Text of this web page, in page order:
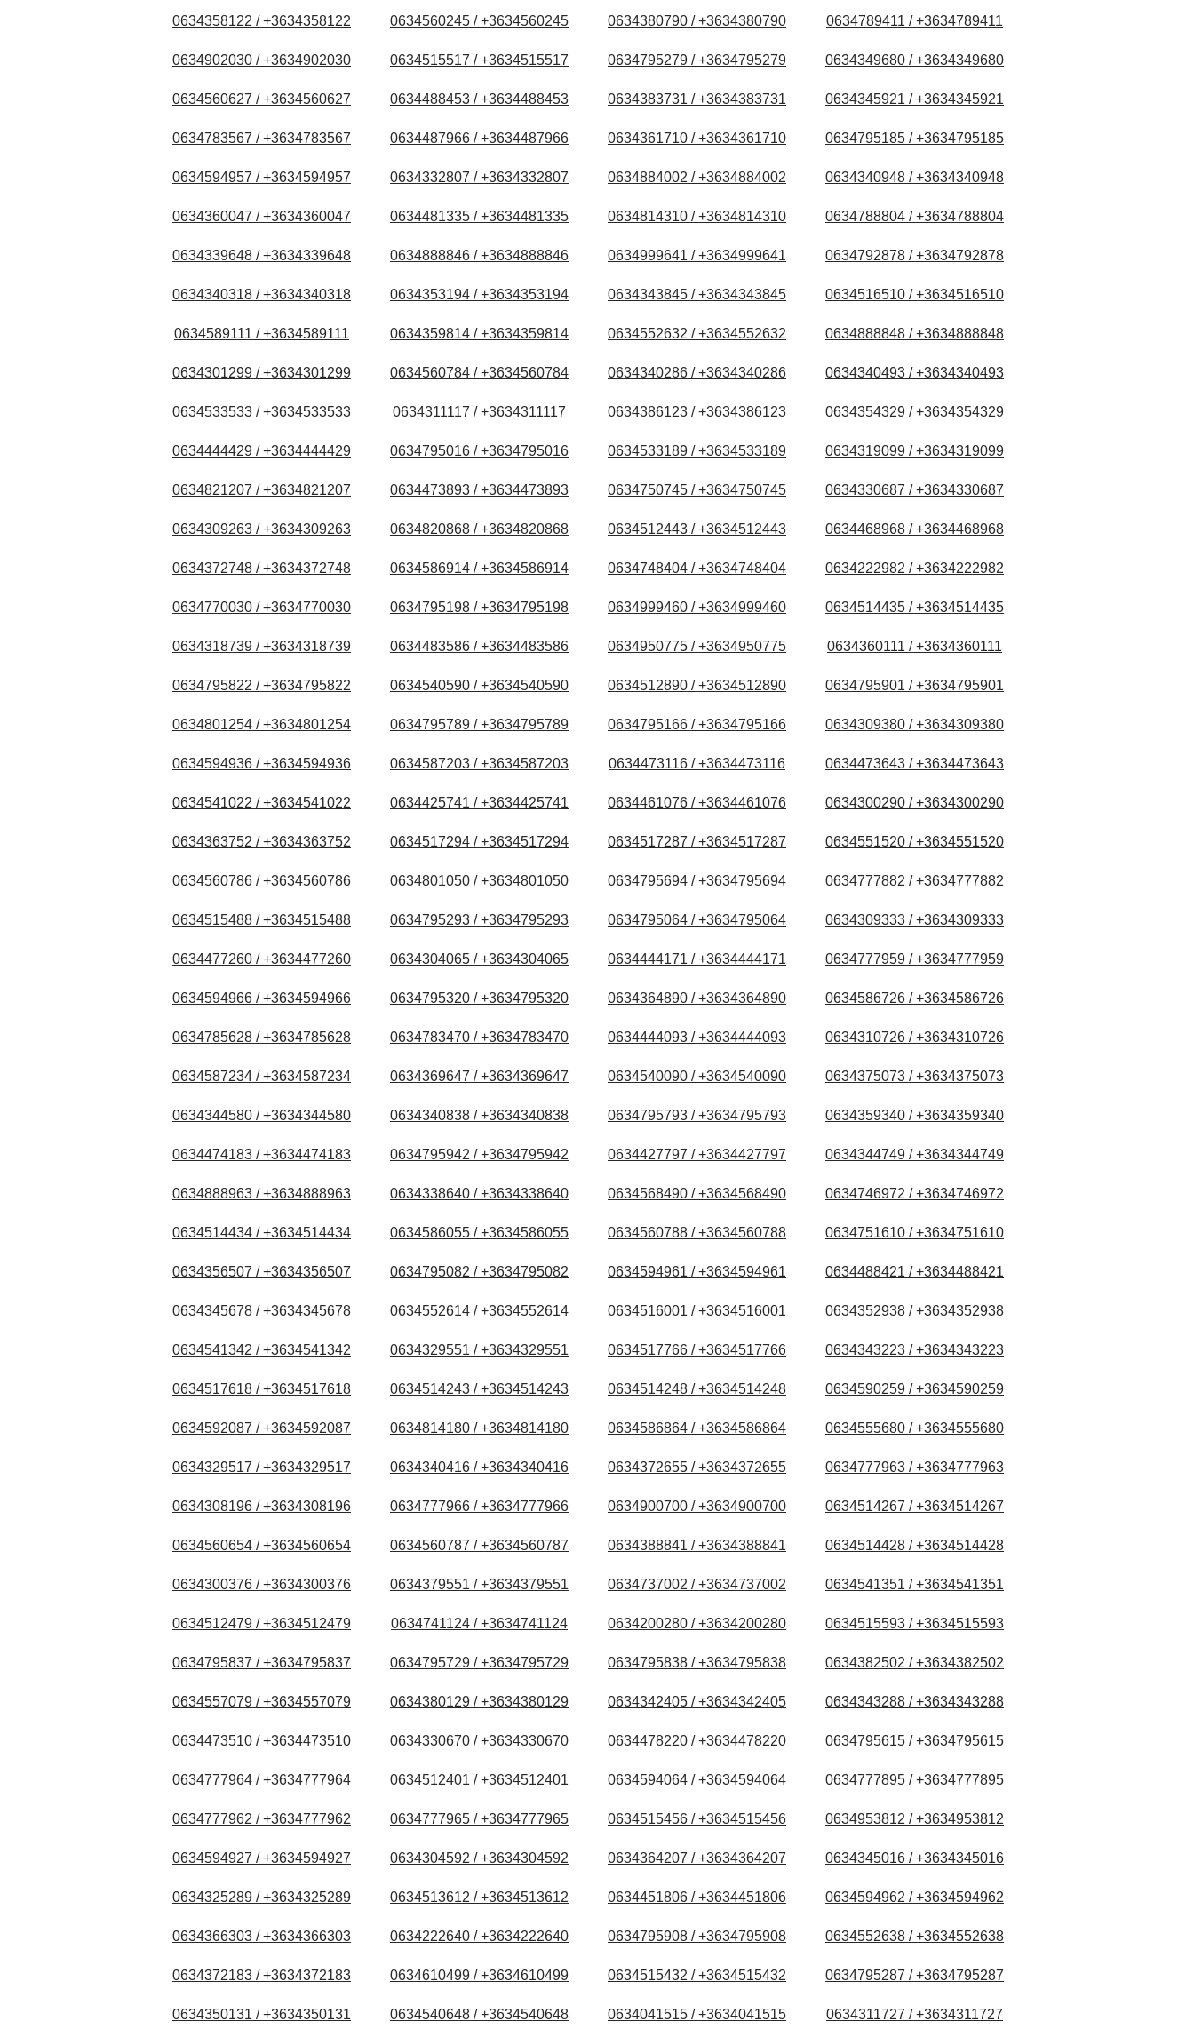
0634358122 / +3634358122 0634560245 / +3634560245 0634380790 / +3634380790 0634789411 / +3634789411
0634902030 / +3634902030 0634515517 / +3634515517 0634795279 / +3634795279 0634349680 / +3634349680
0634560627 / +3634560627 0634488453 / +3634488453 0634383731 / +3634383731 0634345921 / +3634345921
0634783567 / +3634783567 0634487966 / +3634487966 0634361710 / +3634361710 0634795185 / +3634795185
0634594957 / +3634594957 0634332807 / +3634332807 0634884002 / +3634884002 0634340948 / +3634340948
0634360047 / +3634360047 0634481335 / +3634481335 0634814310 / +3634814310 0634788804 / +3634788804
0634339648 / +3634339648 0634888846 / +3634888846 0634999641 / +3634999641 0634792878 / +3634792878
0634340318 / +3634340318 0634353194 / +3634353194 0634343845 / +3634343845 0634516510 / +3634516510
0634589111 / +3634589111 0634359814 / +3634359814 0634552632 / +3634552632 0634888848 / +3634888848
0634301299 / +3634301299 0634560784 / +3634560784 0634340286 / +3634340286 0634340493 / +3634340493
0634533533 / +3634533533 0634311117 / +3634311117 0634386123 / +3634386123 0634354329 / +3634354329
0634444429 / +3634444429 0634795016 / +3634795016 0634533189 / +3634533189 0634319099 / +3634319099
0634821207 / +3634821207 0634473893 / +3634473893 0634750745 / +3634750745 0634330687 / +3634330687
0634309263 / +3634309263 0634820868 / +3634820868 0634512443 / +3634512443 0634468968 / +3634468968
0634372748 / +3634372748 0634586914 / +3634586914 0634748404 / +3634748404 0634222982 / +3634222982
0634770030 / +3634770030 0634795198 / +3634795198 0634999460 / +3634999460 0634514435 / +3634514435
0634318739 / +3634318739 0634483586 / +3634483586 0634950775 / +3634950775 0634360111 / +3634360111
0634795822 / +3634795822 0634540590 / +3634540590 0634512890 / +3634512890 0634795901 / +3634795901
0634801254 / +3634801254 0634795789 / +3634795789 0634795166 / +3634795166 0634309380 / +3634309380
0634594936 / +3634594936 0634587203 / +3634587203 0634473116 / +3634473116 0634473643 / +3634473643
0634541022 / +3634541022 0634425741 / +3634425741 0634461076 / +3634461076 0634300290 / +3634300290
0634363752 / +3634363752 0634517294 / +3634517294 0634517287 / +3634517287 0634551520 / +3634551520
0634560786 / +3634560786 0634801050 / +3634801050 0634795694 / +3634795694 0634777882 / +3634777882
0634515488 / +3634515488 0634795293 / +3634795293 0634795064 / +3634795064 0634309333 / +3634309333
0634477260 / +3634477260 0634304065 / +3634304065 0634444171 / +3634444171 0634777959 / +3634777959
0634594966 / +3634594966 0634795320 / +3634795320 0634364890 / +3634364890 0634586726 / +3634586726
0634785628 / +3634785628 0634783470 / +3634783470 0634444093 / +3634444093 0634310726 / +3634310726
0634587234 / +3634587234 0634369647 / +3634369647 0634540090 / +3634540090 0634375073 / +3634375073
0634344580 / +3634344580 0634340838 / +3634340838 0634795793 / +3634795793 0634359340 / +3634359340
0634474183 / +3634474183 0634795942 / +3634795942 0634427797 / +3634427797 0634344749 / +3634344749
0634888963 / +3634888963 0634338640 / +3634338640 0634568490 / +3634568490 0634746972 / +3634746972
0634514434 / +3634514434 0634586055 / +3634586055 0634560788 / +3634560788 0634751610 / +3634751610
0634356507 / +3634356507 0634795082 / +3634795082 0634594961 / +3634594961 0634488421 / +3634488421
0634345678 / +3634345678 0634552614 / +3634552614 0634516001 / +3634516001 0634352938 / +3634352938
0634541342 / +3634541342 0634329551 / +3634329551 0634517766 / +3634517766 0634343223 / +3634343223
0634517618 / +3634517618 0634514243 / +3634514243 0634514248 / +3634514248 0634590259 / +3634590259
0634592087 / +3634592087 0634814180 / +3634814180 0634586864 / +3634586864 0634555680 / +3634555680
0634329517 / +3634329517 0634340416 / +3634340416 0634372655 / +3634372655 0634777963 / +3634777963
0634308196 / +3634308196 0634777966 / +3634777966 0634900700 / +3634900700 0634514267 / +3634514267
0634560654 / +3634560654 0634560787 / +3634560787 0634388841 / +3634388841 0634514428 / +3634514428
0634300376 / +3634300376 0634379551 / +3634379551 0634737002 / +3634737002 0634541351 / +3634541351
0634512479 / +3634512479 0634741124 / +3634741124 0634200280 / +3634200280 0634515593 / +3634515593
0634795837 / +3634795837 0634795729 / +3634795729 0634795838 / +3634795838 0634382502 / +3634382502
0634557079 / +3634557079 0634380129 / +3634380129 0634342405 / +3634342405 0634343288 / +3634343288
0634473510 / +3634473510 0634330670 / +3634330670 0634478220 / +3634478220 0634795615 / +3634795615
0634777964 / +3634777964 0634512401 / +3634512401 0634594064 / +3634594064 0634777895 / +3634777895
0634777962 / +3634777962 0634777965 / +3634777965 0634515456 / +3634515456 0634953812 / +3634953812
0634594927 / +3634594927 0634304592 / +3634304592 0634364207 / +3634364207 0634345016 / +3634345016
0634325289 / +3634325289 0634513612 / +3634513612 0634451806 / +3634451806 0634594962 / +3634594962
0634366303 / +3634366303 0634222640 / +3634222640 0634795908 / +3634795908 0634552638 / +3634552638
0634372183 / +3634372183 0634610499 / +3634610499 0634515432 / +3634515432 0634795287 / +3634795287
0634350131 / +3634350131 0634540648 / +3634540648 0634041515 / +3634041515 0634311727 / +3634311727